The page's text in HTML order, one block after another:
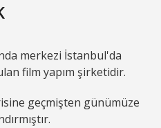
merkezi İstanbul'da
film yapım şirketidir.
geçmişten günümüze